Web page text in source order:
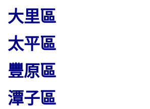
大里區
太平區
豐原區
潭子區